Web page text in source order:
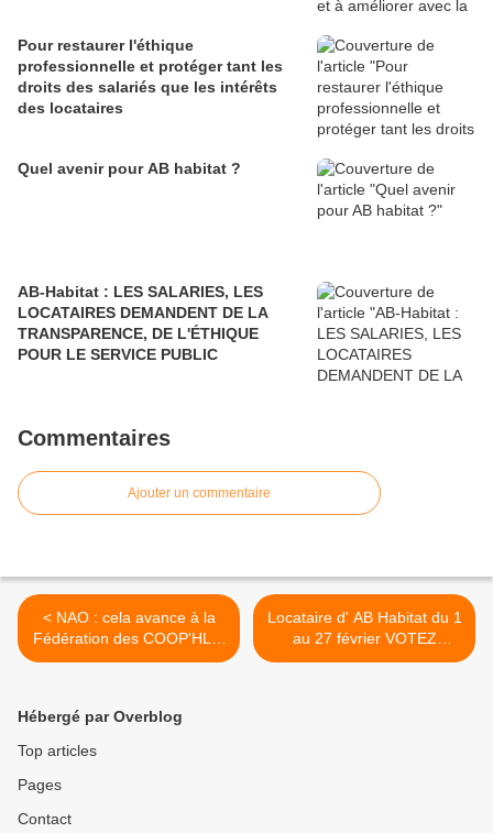
Pour restaurer l'éthique
professionnelle et protéger tant les
droits des salariés que les intérêts
des locataires
Quel avenir pour AB habitat ?
AB-Habitat : LES SALARIES, LES
LOCATAIRES DEMANDENT DE LA
TRANSPARENCE, DE L'ÉTHIQUE
POUR LE SERVICE PUBLIC
Commentaires
Ajouter un commentaire
< NAO : cela avance à la
Fédération des COOP'HLM
mais le compte n'y est pas !
Locataire d' AB Habitat du 1
au 27 février VOTEZ
Indecosa C.G.T. pour vous
Hébergé par Overblog
Top articles
Pages
Contact